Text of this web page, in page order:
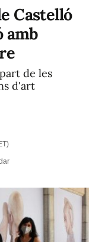
Castelló
amb
de les
d'art